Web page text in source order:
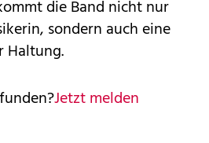
die Band nicht nur
sondern auch eine
Haltung.
Jetzt melden